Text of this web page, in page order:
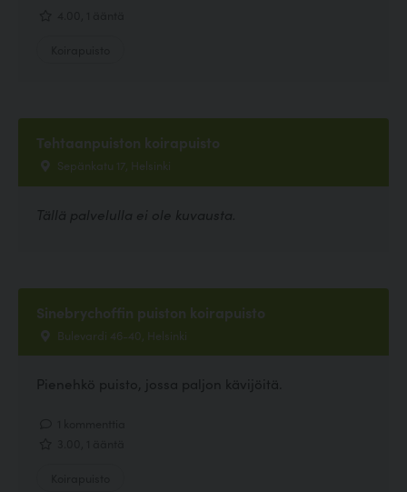
Tehtaanpuiston koirapuisto
Sepänkatu 17, Helsinki
Tällä palvelulla ei ole kuvausta.
Sinebrychoffin puiston koirapuisto
Bulevardi 46-40, Helsinki
Pienehkö puisto, jossa paljon kävijöitä.